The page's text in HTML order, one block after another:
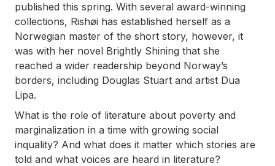
published this spring. With several award-winning
collections, Rishøi has established herself as a
Norwegian master of the short story, however, it
was with her novel Brightly Shining that she
reached a wider readership beyond Norway’s
borders, including Douglas Stuart and artist Dua
Lipa.
What is the role of literature about poverty and
marginalization in a time with growing social
inquality? And what does it matter which stories are
told and what voices are heard in literature?